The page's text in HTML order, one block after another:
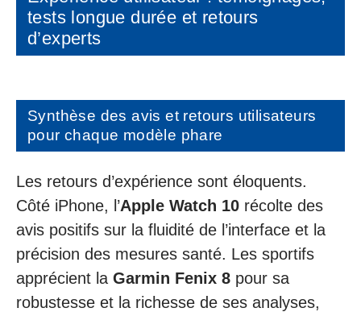
tests longue durée et retours
d’experts
Synthèse des avis et retours utilisateurs
pour chaque modèle phare
Les retours d’expérience sont éloquents.
Côté iPhone, l’Apple Watch 10 récolte des
avis positifs sur la fluidité de l’interface et la
précision des mesures santé. Les sportifs
apprécient la Garmin Fenix 8 pour sa
robustesse et la richesse de ses analyses,